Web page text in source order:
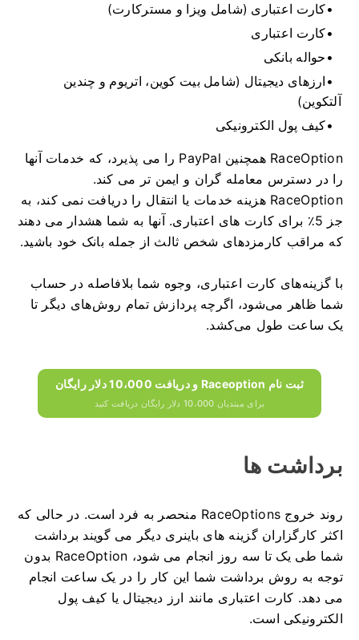
کارت اعتباری (شامل ویزا و مسترکارت)
کارت اعتباری
حواله بانکی
ارزهای دیجیتال (شامل بیت کوین، اتریوم و چندین
آلتکوین)
کیف پول الکترونیکی
RaceOption همچنین PayPal را می پذیرد، که خدمات آنها
را در دسترس معامله گران و ایمن تر می کند.
RaceOption هزینه خدمات یا انتقال را دریافت نمی کند، به
جز 5٪ برای کارت های اعتباری.
آنها به شما هشدار می دهند
که مراقب کارمزدهای شخص ثالث از جمله بانک خود باشید.
با گزینه‌های کارت اعتباری، وجوه شما بلافاصله در حساب
شما ظاهر می‌شود، اگرچه پردازش تمام روش‌های دیگر تا
یک ساعت طول می‌کشد.
ثبت نام Raceoption و دریافت 10،000 دلار رایگان
برای مبتدیان 10،000 دلار رایگان دریافت کنید
برداشت ها
روند خروج RaceOptions منحصر به فرد است.
در حالی که
اکثر کارگزاران گزینه های باینری دیگر می گویند برداشت
شما طی یک تا سه روز انجام می شود، RaceOption بدون
توجه به روش برداشت شما این کار را در یک ساعت انجام
می دهد. کارت اعتباری مانند ارز دیجیتال یا کیف پول
الکترونیکی است.